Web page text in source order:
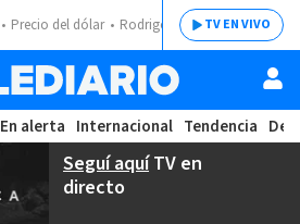
Precio del dólar Rodrigo ChavesTV EN VIVO
En alerta Internacional Tendencia
Seguí aquíTV en
directo